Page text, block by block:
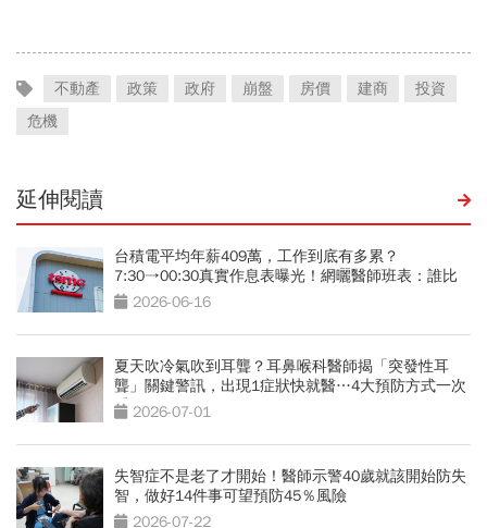
不動產 政策 政府 崩盤 房價 建商
投資
危機
延伸閱讀
台積電平均年薪409萬，工作到底有多累？
7:30→00:30真實作息表曝光！網曬醫師班表：誰比
較操？
2026-06-16
夏天吹冷氣吹到耳聾？耳鼻喉科醫師揭「突發性耳
聾」關鍵警訊，出現1症狀快就醫…4大預防方式一次
看 2026-07-01
失智症不是老了才開始！醫師示警40歲就該開始防失
智，做好14件事可望預防45％風險
2026-07-22